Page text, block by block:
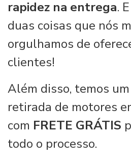
rapidez na entrega.
duas coisas que nós
orgulhamos de
clientes!
Além disso, temos
retirada de motores
com FRETE GRÁTIS
todo o processo.